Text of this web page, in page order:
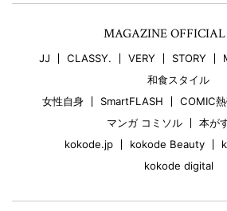
MAGAZINE OFFICIAL
JJ CLASSY. VERY STORY
和食スタイル
女性自身
SmartFLASH COMIC
マンガ コミソル
本が
kokode.jp
kokode Beauty
kokode digital